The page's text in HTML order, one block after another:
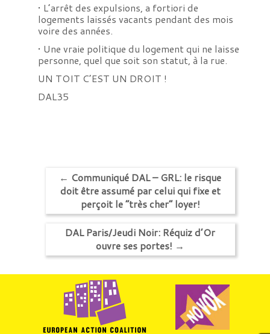
• L’arrêt des expulsions, a fortiori de
logements laissés vacants pendant des mois
voire des années.
• Une vraie politique du logement qui ne laisse
personne, quel que soit son statut, à la rue.
UN TOIT C’EST UN DROIT !
DAL35
← Communiqué DAL – GRL: le risque
doit être assumé par celui qui fixe et
perçoit le “très cher” loyer!
DAL Paris/Jeudi Noir: Réquiz d’Or
ouvre ses portes! →